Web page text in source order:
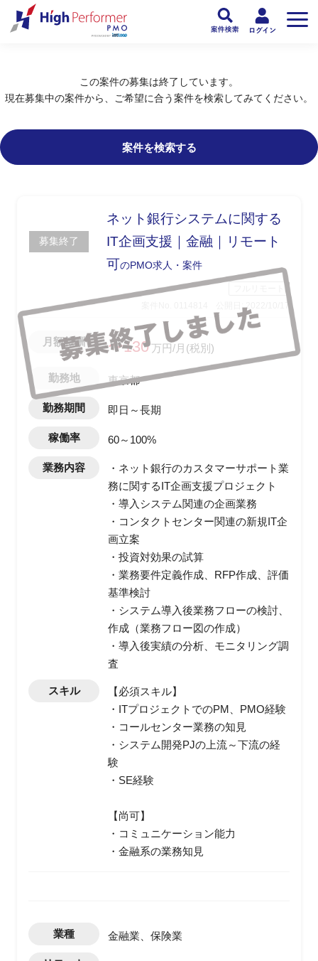
この案件の募集は終了しています。
現在募集中の案件から、ご希望に合う案件を検索してみてください。
案件を検索する
募集終了
ネット銀行システムに関する
IT企画支援｜金融｜リモート
可のPMO求人・案件
公開日: 2022/10/17
月額報酬 〜130万円/月(税別)
勤務地 東京都
勤務期間 即日～長期
稼働率 60～100%
業務内容
・ネット銀行のカスタマーサポート業
務に関するIT企画支援プロジェクト
・導入システム関連の企画業務
・コンタクトセンター関連の新規IT企
画立案
・投資対効果の試算
・業務要件定義作成、RFP作成、評価
基準検討
・システム導入後業務フローの検討、
作成（業務フロー図の作成）
・導入後実績の分析、モニタリング調
査
スキル
【必須スキル】
・ITプロジェクトでのPM、PMO経験
・コールセンター業務の知見
・システム開発PJの上流～下流の経
験
・SE経験
【尚可】
・コミュニケーション能力
・金融系の業務知見
業種 金融業、保険業